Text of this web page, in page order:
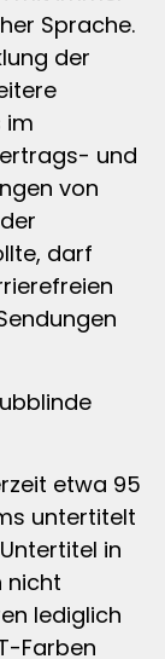
Sprache.
der
im
und
von
darf
etwa 95
untertitelt
in
nicht
lediglich
Farben